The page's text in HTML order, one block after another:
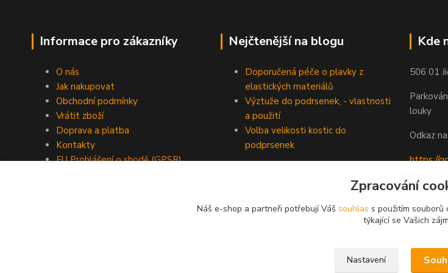
Informace pro zákazníky
O nás
Jak nakupovat
Obchodní podmínky
Vrátit zboží
Doprava a platba
Kontakty
EU Prohlášení o shodě (GPSR)
Nejčtenější na blogu
Doporučená péče o plavky z
elastických materiálů
Výztuže do podrsenek, - vlastnosti
a použití
Volba velikosti kostic do
podprsenek
Kde
506 01
louky
Odkaz
https://
Zpracování
Náš e-shop a partneři potřebují Váš souhlas s použitím souborů
týkající se Vašich
Nastavení